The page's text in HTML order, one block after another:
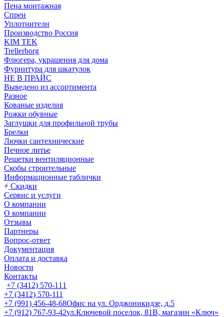
Пена монтажная
Спреи
Уплотнители
Производство Россия
KIM TEK
Trellerborg
Флюгера, украшения для дома
Фурнитура для шкатулок
НЕ В ПРАЙС
Выведено из ассортимента
Разное
Кованые изделия
Рожки обувные
Заглушки для профильной трубы
Брелки
Лючки сантехнические
Печное литье
Решетки вентиляционные
Скобы строительные
Информационные таблички
Скидки
Сервис и услуги
О компании
О компании
Отзывы
Партнеры
Вопрос-ответ
Документация
Оплата и доставка
Новости
Контакты
+7 (3412) 570-111
+7 (3412) 570-111
+7 (991) 456-48-68Офис на ул. Орджоникидзе, д.5
+7 (912) 767-93-42ул.Ключевой поселок, 81В, магазин «Ключ»